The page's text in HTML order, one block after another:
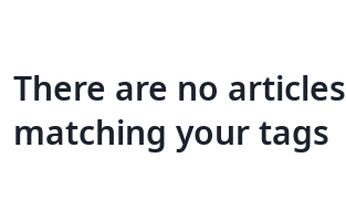
There are no articles
matching your tags